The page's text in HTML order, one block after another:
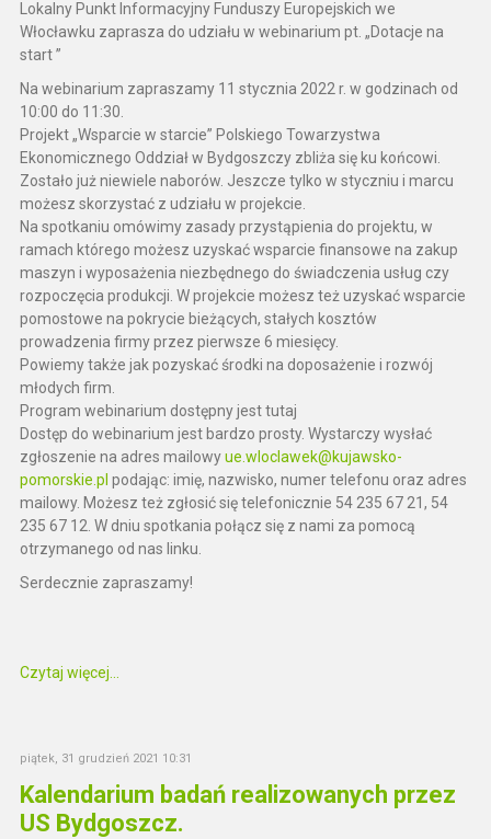
Lokalny Punkt Informacyjny Funduszy Europejskich we
Włocławku zaprasza do udziału w webinarium pt. „Dotacje na
start ”
Na webinarium zapraszamy 11 stycznia 2022 r. w godzinach od
10:00 do 11:30.
Projekt „Wsparcie w starcie” Polskiego Towarzystwa
Ekonomicznego Oddział w Bydgoszczy zbliża się ku końcowi.
Zostało już niewiele naborów. Jeszcze tylko w styczniu i marcu
możesz skorzystać z udziału w projekcie.
Na spotkaniu omówimy zasady przystąpienia do projektu, w
ramach którego możesz uzyskać wsparcie finansowe na zakup
maszyn i wyposażenia niezbędnego do świadczenia usług czy
rozpoczęcia produkcji. W projekcie możesz też uzyskać wsparcie
pomostowe na pokrycie bieżących, stałych kosztów
prowadzenia firmy przez pierwsze 6 miesięcy.
Powiemy także jak pozyskać środki na doposażenie i rozwój
młodych firm.
Program webinarium dostępny jest tutaj
Dostęp do webinarium jest bardzo prosty. Wystarczy wysłać
zgłoszenie na adres mailowyue.wloclawek@kujawsko-
pomorskie.pl podając: imię, nazwisko, numer telefonu oraz adres
mailowy. Możesz też zgłosić się telefonicznie 54 235 67 21, 54
235 67 12. W dniu spotkania połącz się z nami za pomocą
otrzymanego od nas linku.
Serdecznie zapraszamy!
Czytaj więcej...
piątek, 31 grudzień 2021 10:31
Kalendarium badań realizowanych przez
US Bydgoszcz.